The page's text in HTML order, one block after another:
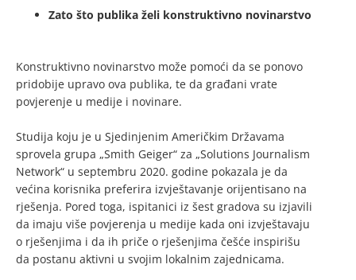
Zato što publika želi konstruktivno novinarstvo
Konstruktivno novinarstvo može pomoći da se ponovo
pridobije upravo ova publika, te da građani vrate
povjerenje u medije i novinare.
Studija koju je u Sjedinjenim Američkim Državama
sprovela grupa „Smith Geiger“ za „Solutions Journalism
Network“ u septembru 2020. godine pokazala je da
većina korisnika preferira izvještavanje orijentisano na
rješenja. Pored toga, ispitanici iz šest gradova su izjavili
da imaju više povjerenja u medije kada oni izvještavaju
o rješenjima i da ih priče o rješenjima češće inspirišu
da postanu aktivni u svojim lokalnim zajednicama.